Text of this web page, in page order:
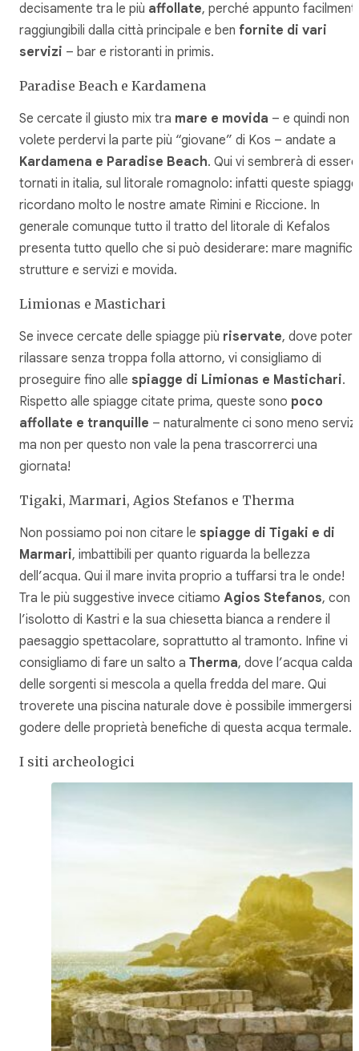
decisamente tra le più affollate, perché appunto
raggiungibili dalla città principale e ben fornite di vari
servizi – bar e ristoranti in primis.
Paradise Beach e Kardamena
Se cercate il giusto mix tra mare e movida – e quindi non
volete perdervi la parte più “giovane” di Kos – andate a
Kardamena e Paradise Beach. Qui vi sembrerà di essere
tornati in italia, sul litorale romagnolo: infatti queste spiagge
ricordano molto le nostre amate Rimini e Riccione. In
generale comunque tutto il tratto del litorale di Kefalos
presenta tutto quello che si può desiderare: mare
strutture e servizi e movida.
Limionas e Mastichari
Se invece cercate delle spiagge più riservate, dove
rilassare senza troppa folla attorno, vi consigliamo di
proseguire fino alle spiagge di Limionas e Mastichari.
Rispetto alle spiagge citate prima, queste sono poco
affollate e tranquille – naturalmente ci sono meno
ma non per questo non vale la pena trascorrerci una
giornata!
Tigaki, Marmari, Agios Stefanos e Therma
Non possiamo poi non citare le spiagge di Tigaki e di
Marmari, imbattibili per quanto riguarda la bellezza
dell’acqua. Qui il mare invita proprio a tuffarsi tra le onde!
Tra le più suggestive invece citiamo Agios Stefanos, con
l’isolotto di Kastri e la sua chiesetta bianca a rendere il
paesaggio spettacolare, soprattutto al tramonto. Infine vi
consigliamo di fare un salto a Therma, dove l’acqua calda
delle sorgenti si mescola a quella fredda del mare. Qui
troverete una piscina naturale dove è possibile immergersi
godere delle proprietà benefiche di questa acqua termale.
I siti archeologici